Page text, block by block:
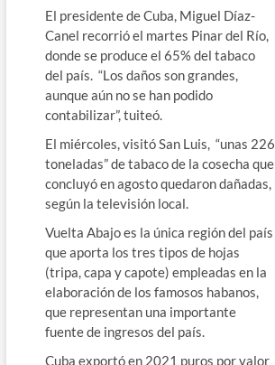
El presidente de Cuba, Miguel Díaz-
Canel recorrió el martes Pinar del Río,
donde se produce el 65% del tabaco
del país. “Los daños son grandes,
aunque aún no se han podido
contabilizar”, tuiteó.
El miércoles, visitó San Luis, “unas 226
toneladas” de tabaco de la cosecha que
concluyó en agosto quedaron dañadas,
según la televisión local.
Vuelta Abajo es la única región del país
que aporta los tres tipos de hojas
(tripa, capa y capote) empleadas en la
elaboración de los famosos habanos,
que representan una importante
fuente de ingresos del país.
Cuba exportó en 2021 puros por valor